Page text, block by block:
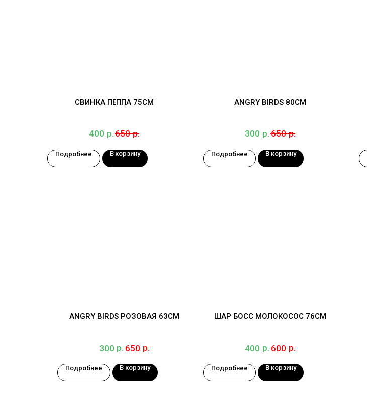
СВИНКА ПЕППА 75СМ
400 р.650 р.
Подробнее В корзину
ANGRY BIRDS 80СМ
300 р.650 р.
Подробнее В корзину
ANGRY BIRDS РОЗОВАЯ 63СМ
300 р.650 р.
Подробнее В корзину
ШАР БОСС МОЛОКОСОС 76СМ
400 р.600 р.
Подробнее В корзину